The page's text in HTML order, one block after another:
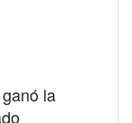
la